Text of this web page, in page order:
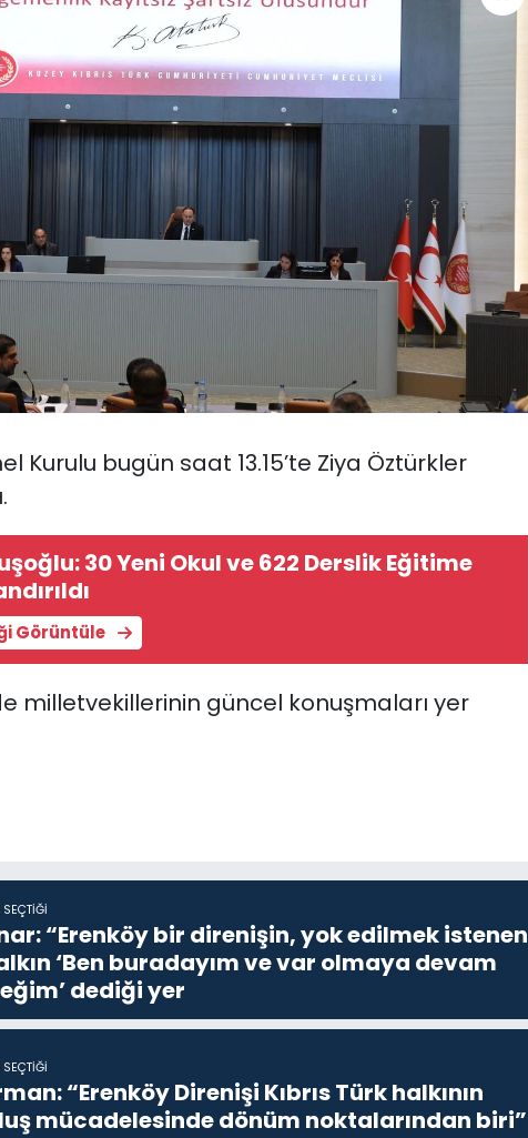
Kurulu bugün saat 13.15’te Ziya Öztürkler
30 Yeni Okul ve 622 Derslik Eğitime
Görüntüle
milletvekillerinin güncel konuşmaları yer
SEÇTIĞI
“Erenköy bir direnişin, yok edilmek istenen
‘Ben buradayım ve var olmaya devam
dediği yer
SEÇTIĞI
“Erenköy Direnişi Kıbrıs Türk halkının
mücadelesinde dönüm noktalarından biri”